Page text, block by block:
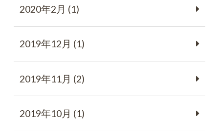
2020年2月 (1)
2019年12月 (1)
2019年11月 (2)
2019年10月 (1)